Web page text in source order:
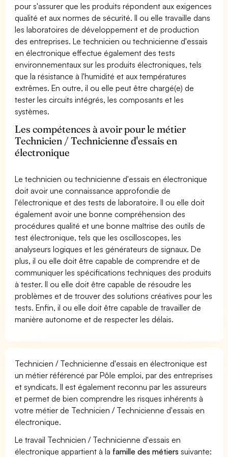
pour s'assurer que les produits répondent aux exigences
qualité et aux normes de sécurité. Il ou elle travaille dans
les laboratoires de développement et de production
des entreprises. Le technicien ou technicienne d'essais
en électronique effectue également des tests
environnementaux sur les produits électroniques, tels
que la résistance à l'humidité et aux températures
extrêmes. En outre, il ou elle peut être chargé(e) de
tester les circuits intégrés, les composants et les
systèmes.
Les compétences à avoir pour le métier
Technicien / Technicienne d'essais en
électronique
Le technicien ou technicienne d'essais en électronique
doit avoir une connaissance approfondie de
l'électronique et des tests de laboratoire. Il ou elle doit
également avoir une bonne compréhension des
procédures qualité et une bonne maîtrise des outils de
test électronique, tels que les oscilloscopes, les
analyseurs logiques et les générateurs de signaux. De
plus, il ou elle doit être capable de comprendre et de
communiquer les spécifications techniques des produits
à tester. Il ou elle doit être capable de résoudre les
problèmes et de trouver des solutions créatives pour les
tests. Enfin, il ou elle doit être capable de travailler de
manière autonome et de respecter les délais.
Technicien / Technicienne d'essais en électronique est
un métier référencé par Pôle emploi, par des entreprises
et syndicats. Il est également reconnu par les assureurs
et permet de bien comprendre les risques inhérents à
votre métier de Technicien / Technicienne d'essais en
électronique.
Le travail Technicien / Technicienne d'essais en
électronique appartient à la famille des métiers suivante: